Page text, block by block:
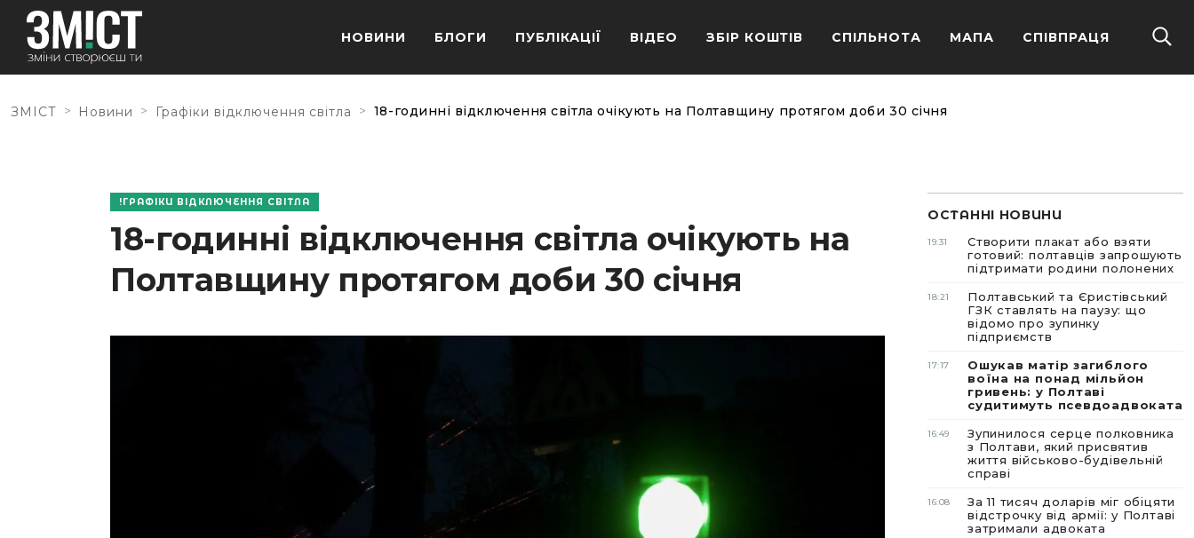
НОВИНИ БЛОГИ ПУБЛІКАЦІЇ ВІДЕО ЗБІР КОШТІВ СПІЛЬНОТА МАПА СПІВПРАЦЯ
ЗМІСТ > Новини > Графіки відключення світла > 18-годинні відключення світла очікують на Полтавщину протягом доби 30 січня
ГРАФІКИ ВІДКЛЮЧЕННЯ СВІТЛА
18-годинні відключення світла очікують на
Полтавщину протягом доби 30 січня
ОСТАННІ НОВИНИ
19:31
Створити плакат або взяти
готовий: полтавців запрошують
підтримати родини полонених
18:21
Полтавський та Єристівський
ГЗК ставлять на паузу: що
відомо про зупинку
підприємств
17:17
Ошукав матір загиблого
воїна на понад мільйон
гривень: у Полтаві
судитимуть псевдоадвоката
16:49
Зупинилося серце полковника
з Полтави, який присвятив
життя військово-будівельній
справі
16:08
За 11 тисяч доларів міг обіцяти
відстрочку від армії: у Полтаві
затримали адвоката